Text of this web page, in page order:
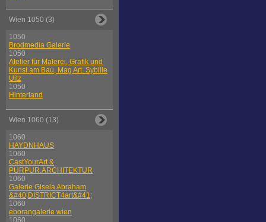
Wien 1050 (3)
1050
Brodmedia Galerie
1050
Atelier für Malerei, Grafik und
Kunst am Bau, Mag Art. Sybille
Uitz
1050
Hinterland
Wien 1060 (13)
1060
HAYDNHAUS
1060
CastYourArt &
PURPUR.ARCHITEKTUR
1060
Galerie Gisela Abraham
&#40;DISTRICT4art&#41;
1060
eborangalerie wien
1060